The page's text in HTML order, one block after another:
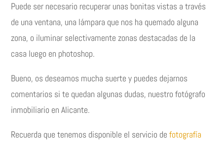
Puede ser necesario recuperar unas bonitas vistas a través
de una ventana, una lámpara que nos ha quemado alguna
zona, o iluminar selectivamente zonas destacadas de la
casa luego en photoshop.
Bueno, os deseamos mucha suerte y puedes dejarnos
comentarios si te quedan algunas dudas, nuestro fotógrafo
inmobiliario en Alicante.
Recuerda que tenemos disponible el servicio defotografía